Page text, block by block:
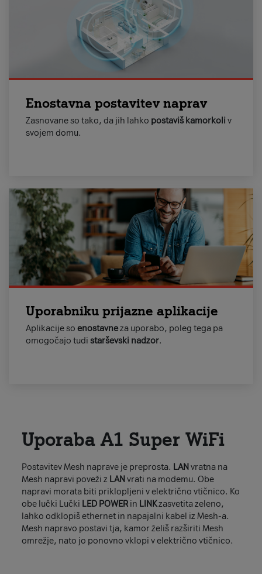
Enostavna postavitev naprav
Zasnovane so tako, da jih lahko postaviš kamorkoli v
svojem domu.
Uporabniku prijazne aplikacije
Aplikacije so enostavneza uporabo, poleg tega pa
omogočajo tudi starševski nadzor.
Uporaba A1 Super WiFi
Postavitev Mesh naprave je preprosta. LAN vratna na
Mesh napravi poveži z LAN vrati na modemu. Obe
napravi morata biti priklopljeni v električno vtičnico. Ko
obe lučki Lučki LED POWER in LINKzasvetita zeleno,
lahko odklopiš ethernet in napajalni kabel iz Mesh-a.
Mesh napravo postavi tja, kamor želiš razširiti Mesh
omrežje, nato jo ponovno vklopi v električno vtičnico.